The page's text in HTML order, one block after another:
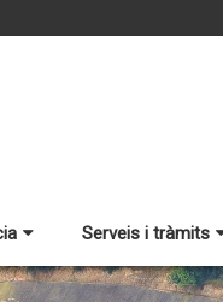
Serveis i tràmits